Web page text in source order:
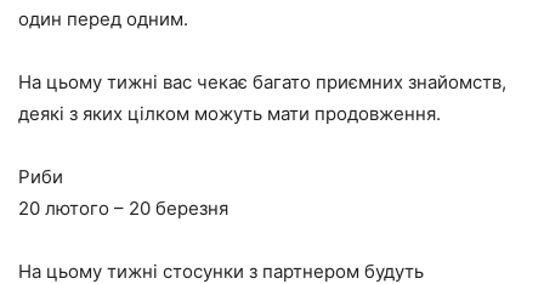
один перед одним.
На цьому тижні вас чекає багато приємних знайомств,
деякі з яких цілком можуть мати продовження.
Риби
20 лютого – 20 березня
На цьому тижні стосунки з партнером будуть